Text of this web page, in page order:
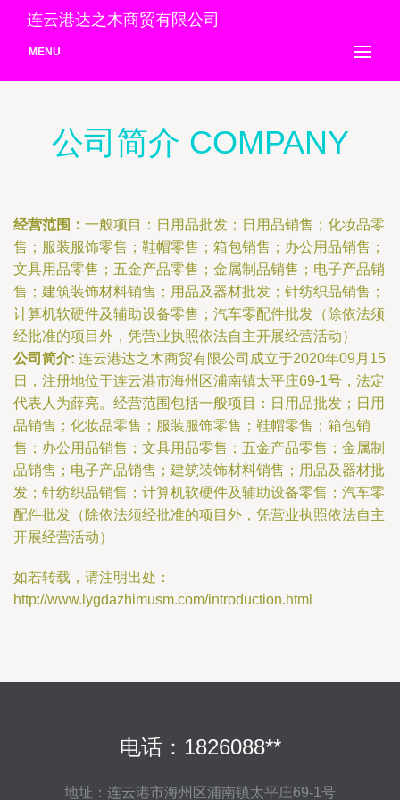
连云港达之木商贸有限公司
MENU
公司简介 COMPANY
经营范围： 一般项目：日用品批发；日用品销售；化妆品零
售；服装服饰零售；鞋帽零售；箱包销售；办公用品销售；
文具用品零售；五金产品零售；金属制品销售；电子产品销
售；建筑装饰材料销售；用品及器材批发；针纺织品销售；
计算机软硬件及辅助设备零售；汽车零配件批发（除依法须
经批准的项目外，凭营业执照依法自主开展经营活动）
公司简介: 连云港达之木商贸有限公司成立于2020年09月15
日，注册地位于连云港市海州区浦南镇太平庄69-1号，法定
代表人为薛亮。经营范围包括一般项目：日用品批发；日用
品销售；化妆品零售；服装服饰零售；鞋帽零售；箱包销
售；办公用品销售；文具用品零售；五金产品零售；金属制
品销售；电子产品销售；建筑装饰材料销售；用品及器材批
发；针纺织品销售；计算机软硬件及辅助设备零售；汽车零
配件批发（除依法须经批准的项目外，凭营业执照依法自主
开展经营活动）
如若转载，请注明出处：
http://www.lygdazhimusm.com/introduction.html
电话：1826088**
地址：连云港市海州区浦南镇太平庄69-1号